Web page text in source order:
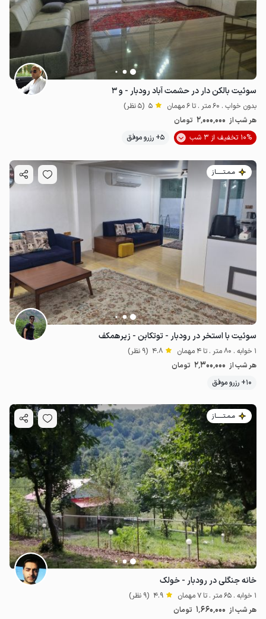
سوئیت بالکن دار در حشمت آباد رودبار - و ۳
بدون خواب . 60 متر . تا 6 مهمان 5 (5 نظر)
هر شب از 2٬000٬000 تومان
10% تخفیف از 3 شب
5+ رزرو موفق
مـمـتــــــاز
سوئیت با استخر در رودبار - توتکابن - زیرهمکف
1 خوابه . 80 متر . تا 4 مهمان 4.8 (9 نظر)
هر شب از 2٬300٬000 تومان
10+ رزرو موفق
مـمـتــــــاز
خانه جنگلی در رودبار - خولک
1 خوابه . 65 متر . تا 7 مهمان 4.9 (9 نظر)
هر شب از 1٬660٬000 تومان